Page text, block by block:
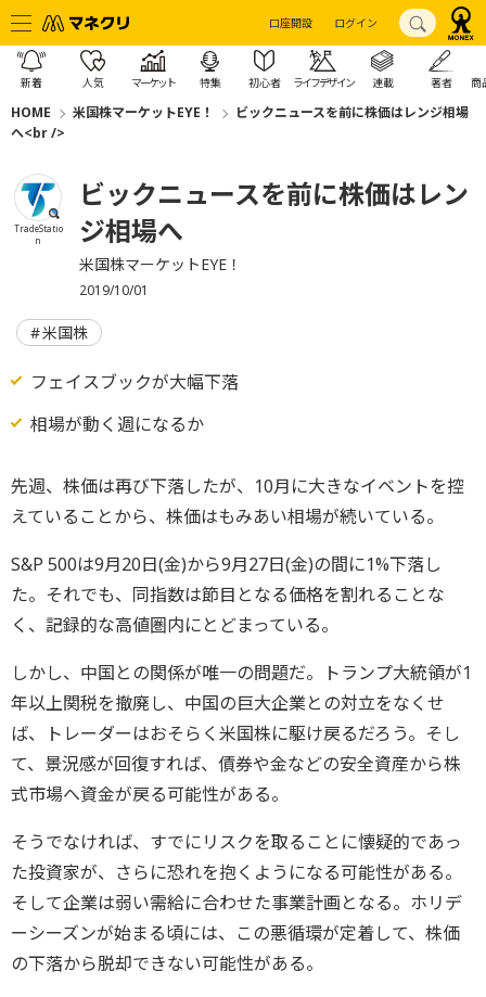
口座開設 ログイン
新着 人気 マーケット 特集 初心者 ライフデザイン 連載 著者 商
HOME 米国株マーケットEYE！
ビックニュースを前に株価はレンジ相場
へ<br />
TradeStatio
n
ビックニュースを前に株価はレン
ジ相場へ
米国株マーケットEYE！
2019/10/01
米国株
フェイスブックが大幅下落
相場が動く週になるか
先週、株価は再び下落したが、10月に大きなイベントを控
えていることから、株価はもみあい相場が続いている。
S&P 500は9月20日(金)から9月27日(金)の間に1%下落し
た。それでも、同指数は節目となる価格を割れることな
く、記録的な高値圏内にとどまっている。
しかし、中国との関係が唯一の問題だ。トランプ大統領が1
年以上関税を撤廃し、中国の巨大企業との対立をなくせ
ば、トレーダーはおそらく米国株に駆け戻るだろう。そし
て、景況感が回復すれば、債券や金などの安全資産から株
式市場へ資金が戻る可能性がある。
そうでなければ、すでにリスクを取ることに懐疑的であっ
た投資家が、さらに恐れを抱くようになる可能性がある。
そして企業は弱い需給に合わせた事業計画となる。ホリデ
ーシーズンが始まる頃には、この悪循環が定着して、株価
の下落から脱却できない可能性がある。